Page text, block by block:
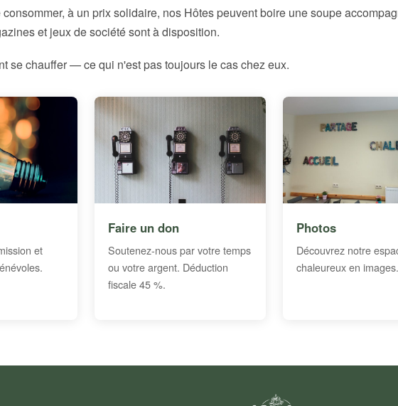
à un prix solidaire, nos Hôtes peuvent boire une soupe
et jeux de société sont à disposition.
se chauffer — ce qui n'est pas toujours le cas chez eux.
et
Faire un don
Soutenez-nous par votre temps
ou votre argent. Déduction
fiscale 45 %.
Photos
Découvrez notre
chaleureux en images.